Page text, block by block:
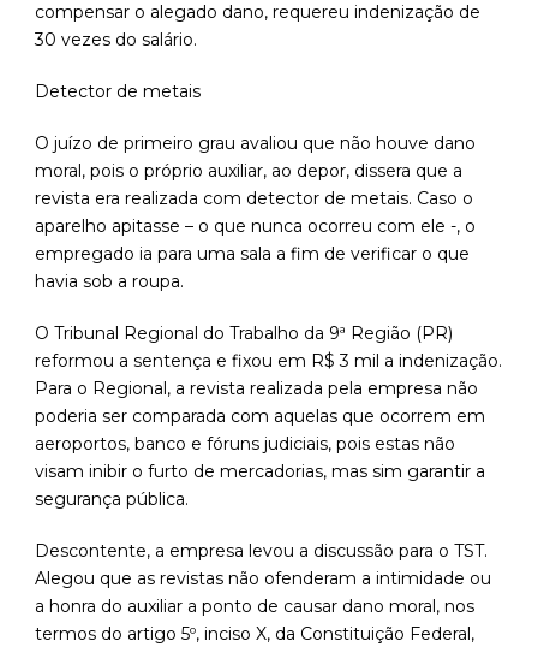
compensar o alegado dano, requereu indenização de
30 vezes do salário.
Detector de metais
O juízo de primeiro grau avaliou que não houve dano
moral, pois o próprio auxiliar, ao depor, dissera que a
revista era realizada com detector de metais. Caso o
aparelho apitasse – o que nunca ocorreu com ele -, o
empregado ia para uma sala a fim de verificar o que
havia sob a roupa.
O Tribunal Regional do Trabalho da 9ª Região (PR)
reformou a sentença e fixou em R$ 3 mil a indenização.
Para o Regional, a revista realizada pela empresa não
poderia ser comparada com aquelas que ocorrem em
aeroportos, banco e fóruns judiciais, pois estas não
visam inibir o furto de mercadorias, mas sim garantir a
segurança pública.
Descontente, a empresa levou a discussão para o TST.
Alegou que as revistas não ofenderam a intimidade ou
a honra do auxiliar a ponto de causar dano moral, nos
termos do artigo 5º, inciso X, da Constituição Federal,